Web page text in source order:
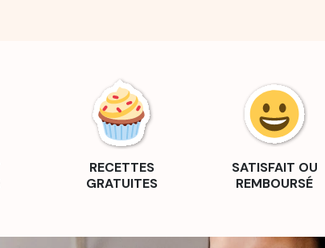
RECETTES
GRATUITES
SATISFAIT OU
REMBOURSÉ